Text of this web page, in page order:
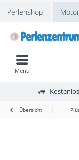
Perlenshop
Menü
Übersicht